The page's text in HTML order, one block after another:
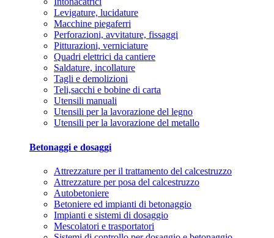
Levigature, lucidature
Macchine piegaferri
Perforazioni, avvitature, fissaggi
Pitturazioni, verniciature
Quadri elettrici da cantiere
Saldature, incollature
Tagli e demolizioni
Teli,sacchi e bobine di carta
Utensili manuali
Utensili per la lavorazione del legno
Utensili per la lavorazione del metallo
Betonaggi e dosaggi
Attrezzature per il trattamento del calcestruzzo
Attrezzature per posa del calcestruzzo
Autobetoniere
Betoniere ed impianti di betonaggio
Impianti e sistemi di dosaggio
Mescolatori e trasportatori